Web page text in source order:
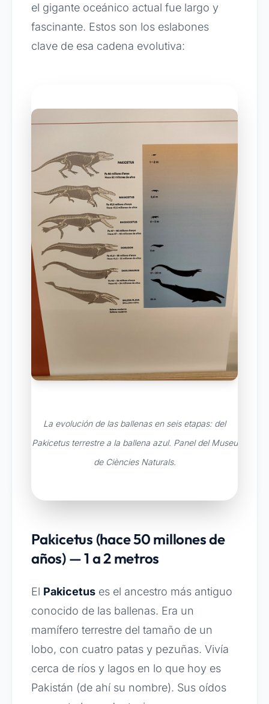
el gigante oceánico actual fue largo y
fascinante. Estos son los eslabones
clave de esa cadena evolutiva:
La evolución de las ballenas en seis etapas: del
Pakicetus terrestre a la ballena azul. Panel del Museu
de Ciències Naturals.
Pakicetus (hace 50 millones de
años) — 1 a 2 metros
El Pakicetus es el ancestro más antiguo
conocido de las ballenas. Era un
mamífero terrestre del tamaño de un
lobo, con cuatro patas y pezuñas. Vivía
cerca de ríos y lagos en lo que hoy es
Pakistán (de ahí su nombre). Sus oídos